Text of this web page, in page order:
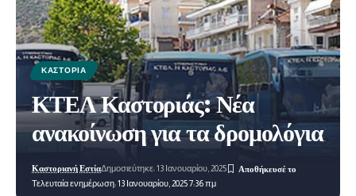
ΚΑΣΤΟΡΙΆ
ΚΤΕΛ Καστοριάς: Νέα
ανακοίνωση για τα δρομολόγια
Τελευταία ενημέρωση: 13 Ιανουαρίου, 2025 7:36 πμ
Καστοριανή ΕστίαΔημοσιεύτηκε: 13 Ιανουαρίου, 2025